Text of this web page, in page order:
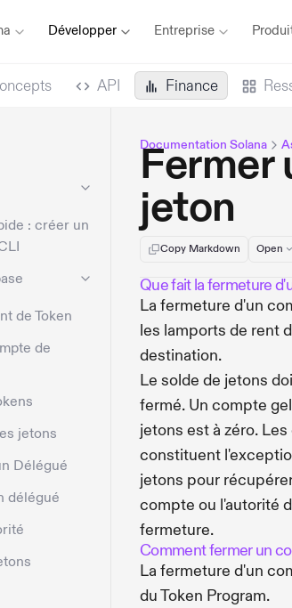
Développer Entreprise
API Finance
: créer un
de Token
de
jetons
Délégué
délégué
Documentation Solana
Fermer
jeton
Copy Markdown Open
Que fait la fermeture
La fermeture d'un
les lamports de rent
destination.
Le solde de jetons
fermé. Un compte
jetons est à zéro.
constituent
jetons pour
compte ou l'autorité
fermeture.
Comment fermer un
La fermeture d'un
du Token Program.